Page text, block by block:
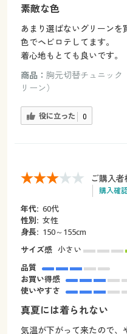
素敵な色
あまり選ばないグリーン
色でヘビロテしてます。
着心地もとても良いです。
商品： 胸元切替チュニッ
リーン）
役に立った 0
ご購入者
購入確
年代: 60代
性別: 女性
身長: 150～155cm
サイズ感 小さい
品質
お買い得感
使いやすさ
真夏には着られない
気温が下がって来たので